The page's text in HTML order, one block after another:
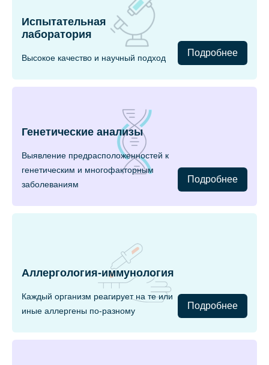
Испытательная
лаборатория
Высокое качество и научный подход Подробнее
Генетические анализы
Выявление предрасположенностей к
генетическим и многофакторным
заболеваниям
Подробнее
Аллергология-иммунология
Каждый организм реагирует на те или
иные аллергены по-разному
Подробнее